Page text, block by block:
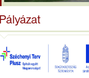
Pályázat